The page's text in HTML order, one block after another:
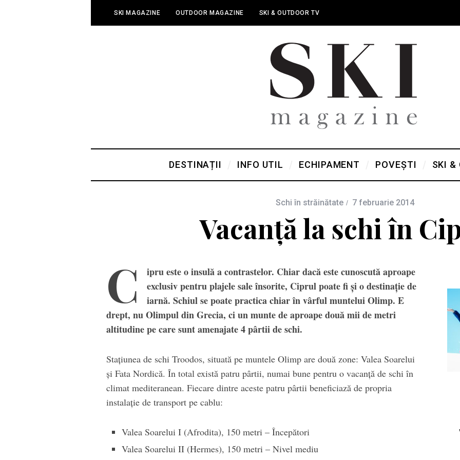
SKI MAGAZINE OUTDOOR MAGAZINE SKI & OUTDOOR TV
DESTINAȚII INFO UTIL ECHIPAMENT POVEȘTI SKI &
Schi în străinătate 7 februarie 2014
Vacanță la schi în
C
ipru este o insulă a contrastelor. Chiar dacă este cunoscută aproape
exclusiv pentru plajele sale însorite, Ciprul poate fi și o destinație de
iarnă. Schiul se poate practica chiar în vârful muntelui Olimp. E
drept, nu Olimpul din Grecia, ci un munte de aproape două mii de metri
altitudine pe care sunt amenajate 4 pârtii de schi.
Stațiunea de schi Troodos, situată pe muntele Olimp are două zone: Valea Soarelui
și Fata Nordică. În total există patru pârtii, numai bune pentru o vacanță de schi în
climat mediteranean. Fiecare dintre aceste patru pârtii beneficiază de propria
instalație de transport pe cablu:
Valea Soarelui I (Afrodita), 150 metri – Începători
Valea Soarelui II (Hermes), 150 metri – Nivel mediu
Echipament
Casca Salomon Pioneer
Editorial
Winter Tour și
Transalpina. Next